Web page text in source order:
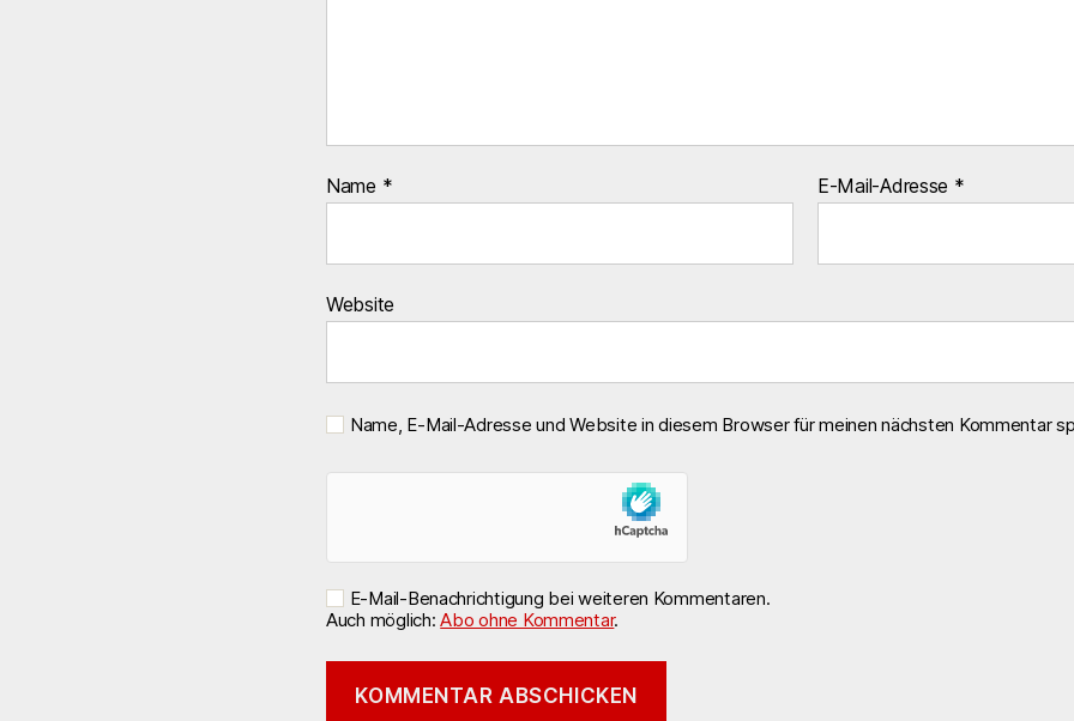
Name * E-Mail-Adresse *
Website
Name, E-Mail-Adresse und Website in diesem Browser für meinen nächsten Kommentar
E-Mail-Benachrichtigung bei weiteren Kommentaren.
Auch möglich:Abo ohne Kommentar.